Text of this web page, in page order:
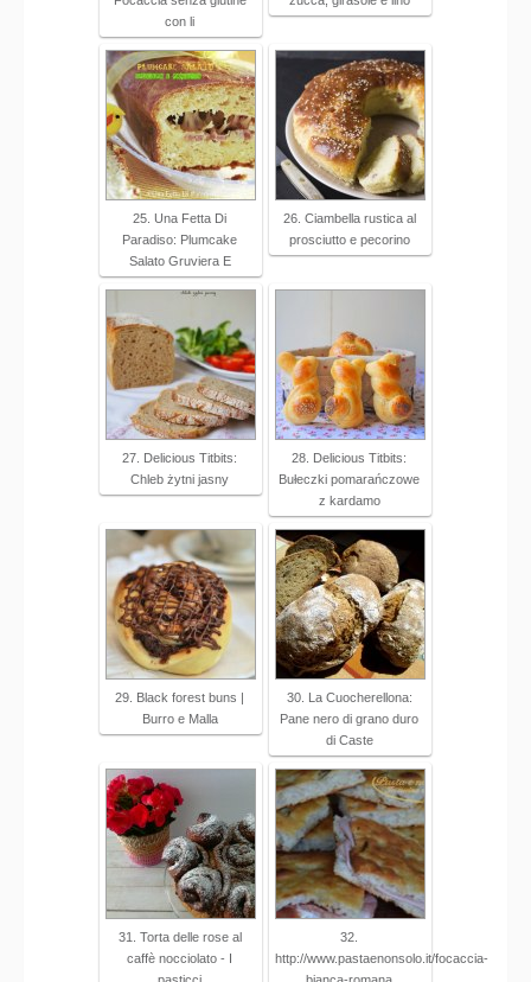
con li
25. Una Fetta Di
Paradiso: Plumcake
Salato Gruviera E
26. Ciambella rustica al
prosciutto e pecorino
27. Delicious Titbits:
Chleb żytni jasny
28. Delicious Titbits:
Bułeczki pomarańczowe
z kardamo
29. Black forest buns |
Burro e Malla
30. La Cuocherellona:
Pane nero di grano duro
di Caste
31. Torta delle rose al
caffè nocciolato - I
32.
http://www.pastaenonsolo.it/focaccia-